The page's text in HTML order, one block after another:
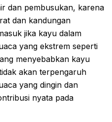
dan pembusukan, karena
dan kandungan
jika kayu dalam
yang ekstrem seperti
menyebabkan kayu
akan terpengaruh
yang dingin dan
nyata pada